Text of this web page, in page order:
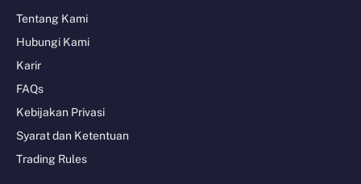
Tentang Kami
Hubungi Kami
Karir
FAQs
Kebijakan Privasi
Syarat dan Ketentuan
Trading Rules